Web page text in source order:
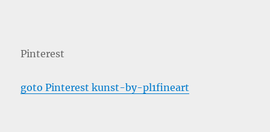
Pinterest
goto Pinterest kunst-by-pl1fineart